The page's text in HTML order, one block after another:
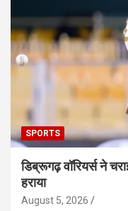
SPORTS
डिब्रूगढ़ वॉरियर्स ने
हराया
August 5, 2026